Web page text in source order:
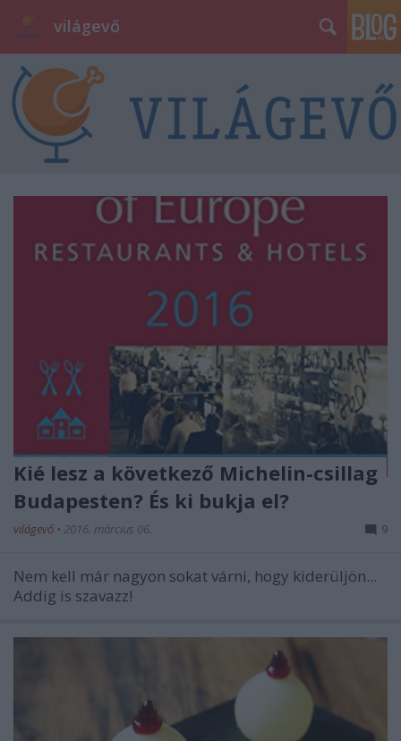
világevő
Kié lesz a következő Michelin-csillag
Budapesten? És ki bukja el?
világevő • 2016. március 06. 9
Nem kell már nagyon sokat várni, hogy kiderüljön...
Addig is szavazz!